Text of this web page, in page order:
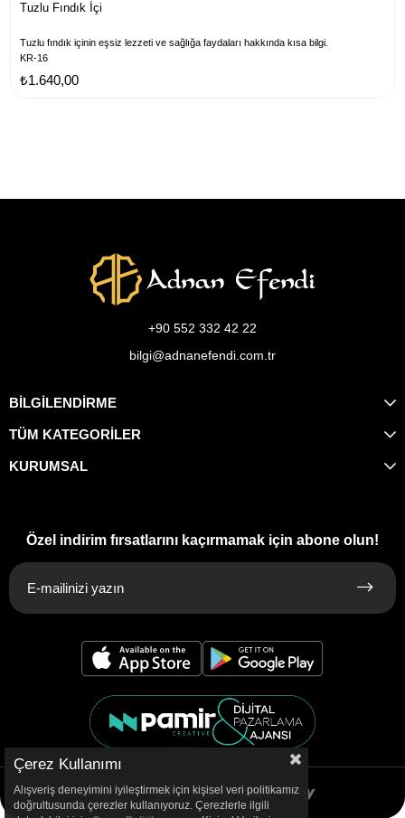
Tuzlu Fındık İçi
Tuzlu fındık içinin eşsiz lezzeti ve sağlığa faydaları hakkında kısa bilgi.
KR-16
₺1.640,00
+90 552 332 42 22
bilgi@adnanefendi.com.tr
BİLGİLENDİRME
TÜM KATEGORİLER
KURUMSAL
Özel indirim fırsatlarını kaçırmamak için abone olun!
Çerez Kullanımı
Alışveriş deneyimini iyileştirmek için kişisel veri politikamız
doğrultusunda çerezler kullanıyoruz. Çerezlerle ilgili